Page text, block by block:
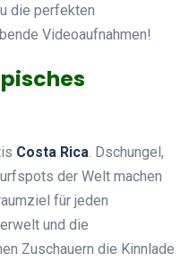
die perfekten
Videoaufnahmen!
Costa Rica. Dschungel,
der Welt machen
für jeden
und die
Zuschauern die Kinnlade